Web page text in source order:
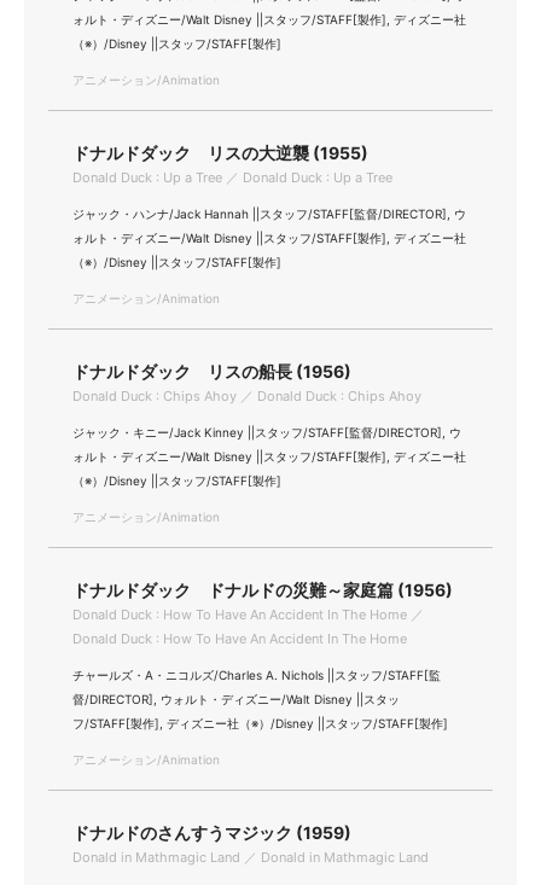
ォルト・ディズニー/Walt Disney ||スタッフ/STAFF[製作], ディズニー社
（※）/Disney ||スタッフ/STAFF[製作]
アニメーション/Animation
ドナルドダック リスの大逆襲 (1955)
Donald Duck : Up a Tree ／ Donald Duck : Up a Tree
ジャック・ハンナ/Jack Hannah ||スタッフ/STAFF[監督/DIRECTOR], ウ
ォルト・ディズニー/Walt Disney ||スタッフ/STAFF[製作], ディズニー社
（※）/Disney ||スタッフ/STAFF[製作]
アニメーション/Animation
ドナルドダック リスの船長 (1956)
Donald Duck : Chips Ahoy ／ Donald Duck : Chips Ahoy
ジャック・キニー/Jack Kinney ||スタッフ/STAFF[監督/DIRECTOR], ウ
ォルト・ディズニー/Walt Disney ||スタッフ/STAFF[製作], ディズニー社
（※）/Disney ||スタッフ/STAFF[製作]
アニメーション/Animation
ドナルドダック ドナルドの災難～家庭篇 (1956)
Donald Duck : How To Have An Accident In The Home ／
Donald Duck : How To Have An Accident In The Home
チャールズ・A・ニコルズ/Charles A. Nichols ||スタッフ/STAFF[監
督/DIRECTOR], ウォルト・ディズニー/Walt Disney ||スタッ
フ/STAFF[製作], ディズニー社（※）/Disney ||スタッフ/STAFF[製作]
アニメーション/Animation
ドナルドのさんすうマジック (1959)
Donald in Mathmagic Land ／ Donald in Mathmagic Land